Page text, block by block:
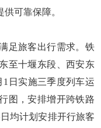
可靠保障。
旅客出行需求。铁
至十堰东段、西安东
日实施三季度列车运
图，安排增开跨铁路
均计划安排开行旅客